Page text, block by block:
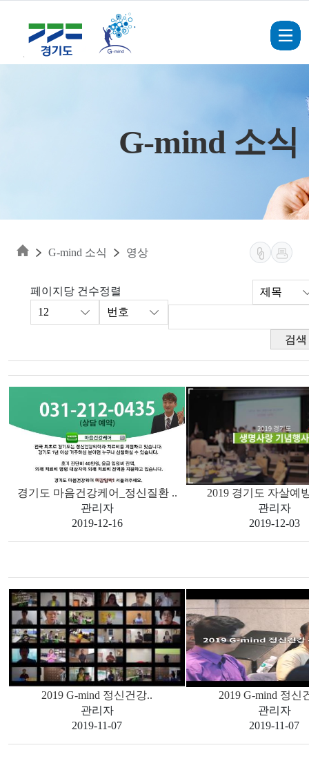
G-mind 소식
G-mind 소식 영상
페이지당 건수정렬
검색
경기도 마음건강케어_정신질환 ..
관리자
2019-12-16
2019 경기도 자살예
관리자
2019-12-03
2019 G-mind 정신건강..
관리자
2019-11-07
2019 G-mind 정신
관리자
2019-11-07